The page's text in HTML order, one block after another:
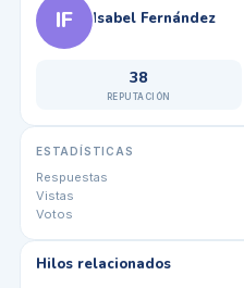
IF Isabel Fernández
38
REPUTACIÓN
ESTADÍSTICAS
Respuestas
Vistas
Votos
Hilos relacionados